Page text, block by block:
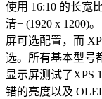
使用 16:10 的长宽
清+ (1920 x 1200)。
屏可选配置，而
选。 所有基本型号
显示屏测试了XPS
错的亮度以及